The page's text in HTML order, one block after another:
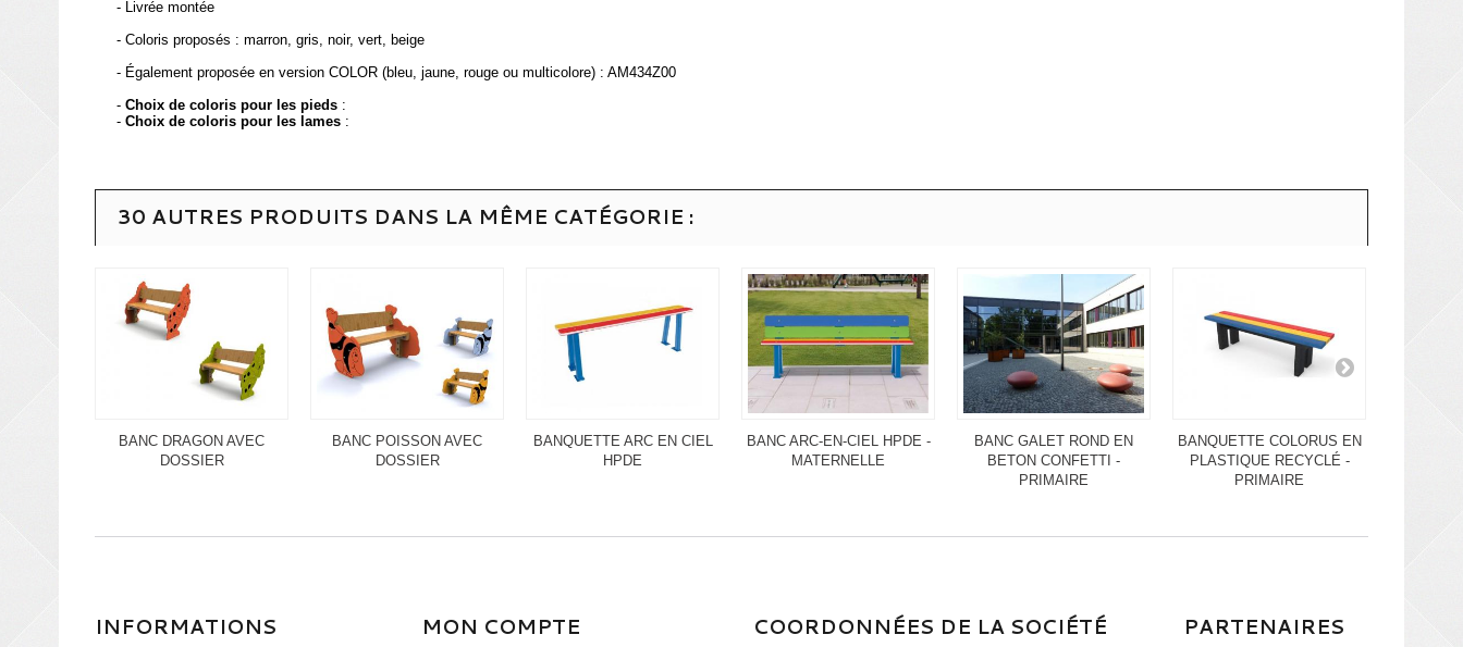
- Livrée montée
- Coloris proposés : marron, gris, noir, vert, beige
- Également proposée en version COLOR (bleu, jaune, rouge ou multicolore) : AM434Z00
- Choix de coloris pour les pieds :
- Choix de coloris pour les lames :
30 AUTRES PRODUITS DANS LA MÊME CATÉGORIE :
BANC DRAGON AVEC
DOSSIER
BANC POISSON AVEC
DOSSIER
BANQUETTE ARC EN CIEL
HPDE
BANC ARC-EN-CIEL HPDE -
MATERNELLE
BANC GALET ROND EN
BETON CONFETTI -
PRIMAIRE
BANQUETTE COLORUS EN
PLASTIQUE RECYCLÉ -
PRIMAIRE
INFORMATIONS MON COMPTE COORDONNÉES DE LA SOCIÉTÉ PARTENAIRES